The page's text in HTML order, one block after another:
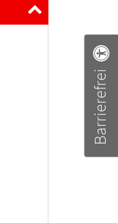
Barrierefrei